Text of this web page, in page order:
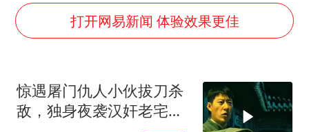
全民健身事业高质量发展
36岁男演员成景区NPC后人气爆棚
乐享全民健身 共筑健康中国
打开网易新闻 体验效果更佳
惊遇屠门仇人小伙拔刀杀
敌，独身夜袭汉奸老宅了